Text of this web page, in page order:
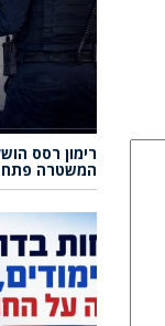
רימון רסס
המשטרה